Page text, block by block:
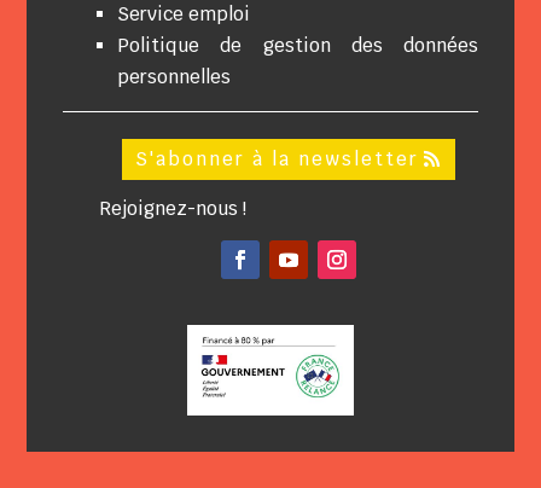
Service emploi
Politique de gestion des données
personnelles
S'abonner à la newsletter
Rejoignez-nous !